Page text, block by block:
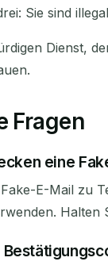
Sie sind
Dienst,
Fragen
eine
E-Mail zu
Halten